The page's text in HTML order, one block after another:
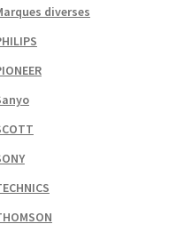
diverses